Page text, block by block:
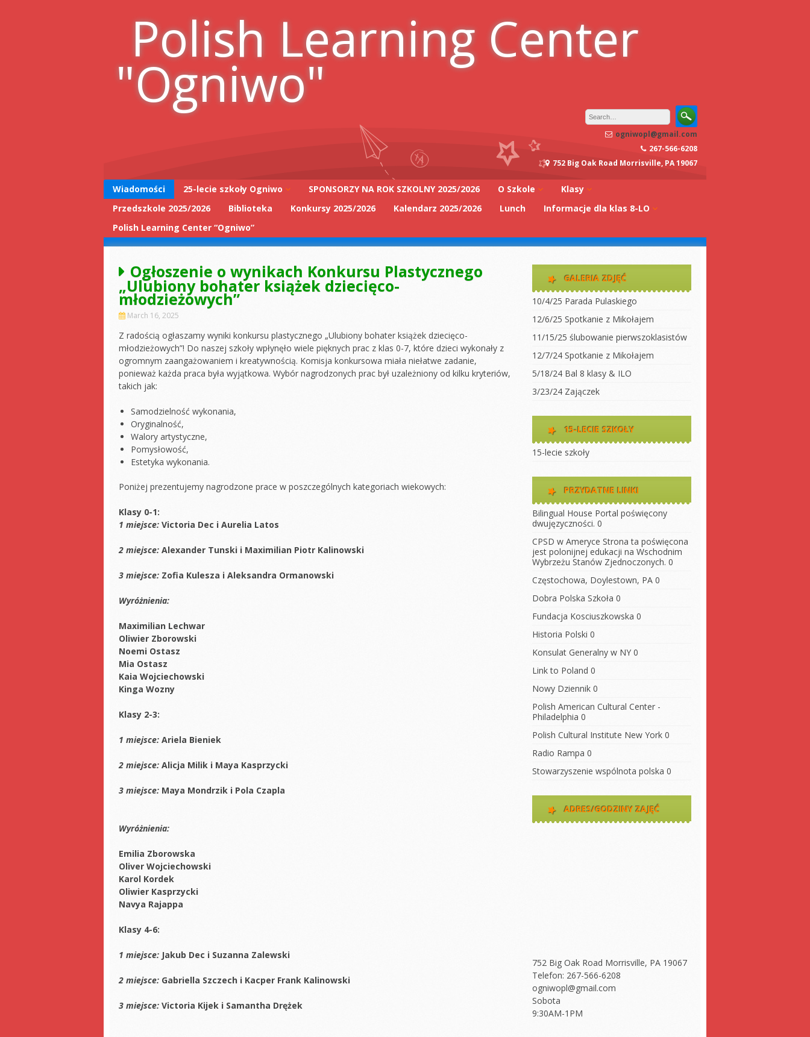
Polish Learning Center
"Ogniwo"
ogniwopl@gmail.com
267-566-6208
752 Big Oak Road Morrisville, PA 19067
Wiadomości
25-lecie szkoły Ogniwo
25-lecie wpis do
SPONSORZY NA ROK SZKOLNY 2025/2026
O Szkole
Adres szkoły
2025/2026
2025/2026
Statut szkoły
“Ogniwo”
Dokumenty do
Opłaty za szkołę
15-lecie szkoły
Klasy
Klasa 0A
Klasa 1A
Klasa 1B
Klasa 2
Klasa 3A
Klasa 3 B
Klasa 5
Klasa 6
Klasa 8
LO 1
Przedszkole 2025/2026 Biblioteka Konkursy 2025/2026 Kalendarz 2025/2026 Lunch
Informacje dla klas 8-LO
Stypendia
Egzaminy z
dwujęzyczności
Polish Learning Center “Ogniwo”
Ogłoszenie o wynikach Konkursu Plastycznego
„Ulubiony bohater książek dziecięco-
młodzieżowych”
March 16, 2025
Z radością ogłaszamy wyniki konkursu plastycznego „Ulubiony bohater książek dziecięco-
młodzieżowych”! Do naszej szkoły wpłynęło wiele pięknych prac z klas 0-7, które dzieci wykonały z
ogromnym zaangażowaniem i kreatywnością. Komisja konkursowa miała niełatwe zadanie,
ponieważ każda praca była wyjątkowa. Wybór nagrodzonych prac był uzależniony od kilku kryteriów,
takich jak:
Samodzielność wykonania,
Oryginalność,
Walory artystyczne,
Pomysłowość,
Estetyka wykonania.
Poniżej prezentujemy nagrodzone prace w poszczególnych kategoriach wiekowych:
Klasy 0-1:
1 miejsce: Victoria Dec i Aurelia Latos
2 miejsce: Alexander Tunski i Maximilian Piotr Kalinowski
3 miejsce: Zofia Kulesza i Aleksandra Ormanowski
Wyróżnienia:
Maximilian Lechwar
Oliwier Zborowski
Noemi Ostasz
Mia Ostasz
Kaia Wojciechowski
Kinga Wozny
Klasy 2-3:
1 miejsce: Ariela Bieniek
2 miejsce: Alicja Milik i Maya Kasprzycki
3 miejsce: Maya Mondrzik i Pola Czapla
Wyróżnienia:
Emilia Zborowska
Oliver Wojciechowski
Karol Kordek
Oliwier Kasprzycki
Navya Rajappa
Klasy 4-6:
1 miejsce: Jakub Dec i Suzanna Zalewski
2 miejsce: Gabriella Szczech i Kacper Frank Kalinowski
3 miejsce: Victoria Kijek i Samantha Drężek
GALERIA ZDJĘĆ
10/4/25 Parada Pulaskiego
12/6/25 Spotkanie z Mikołajem
11/15/25 ślubowanie pierwszoklasistów
12/7/24 Spotkanie z Mikołajem
5/18/24 Bal 8 klasy & ILO
3/23/24 Zajączek
15-LECIE SZKOŁY
15-lecie szkoły
PRZYDATNE LINKI
Bilingual House Portal poświęcony
dwujęzyczności. 0
CPSD w Ameryce Strona ta poświęcona
jest polonijnej edukacji na Wschodnim
Wybrzeżu Stanów Zjednoczonych. 0
Częstochowa, Doylestown, PA 0
Dobra Polska Szkoła 0
Fundacja Kosciuszkowska 0
Historia Polski 0
Konsulat Generalny w NY 0
Link to Poland 0
Nowy Dziennik 0
Polish American Cultural Center -
Philadelphia 0
Polish Cultural Institute New York 0
Radio Rampa 0
Stowarzyszenie wspólnota polska 0
ADRES/GODZINY ZAJĘĆ
752 Big Oak Road Morrisville, PA 19067
Telefon: 267-566-6208
ogniwopl@gmail.com
Sobota
9:30AM-1PM